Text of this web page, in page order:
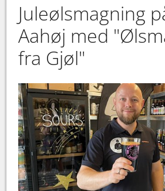
Juleølsmagning
Aahøj med
fra Gjøl"